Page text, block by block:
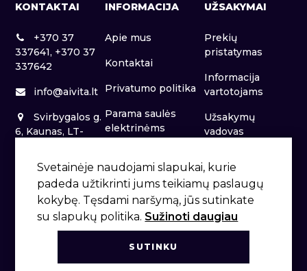
KONTAKTAI
+370 37
337641, +370 37
337642
info@aivita.lt
Svirbygalos g.
6, Kaunas, LT-
INFORMACIJA
Apie mus
Kontaktai
Privatumo politika
Parama saulės
elektrinėms
UŽSAKYMAI
Prekių
pristatymas
Informacija
vartotojams
Užsakymų
vadovas
Svetainėje naudojami slapukai, kurie
padeda užtikrinti jums teikiamų paslaugų
kokybę. Tęsdami naršymą, jūs sutinkate
su slapukų politika. Sužinoti daugiau
SUTINKU